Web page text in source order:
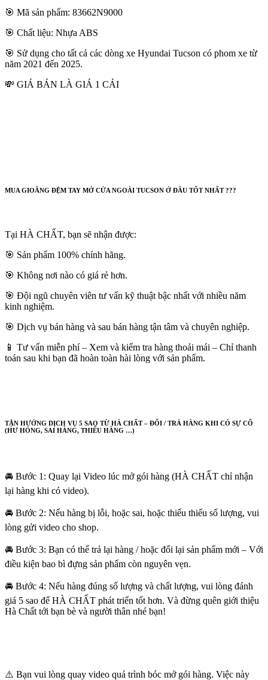
🎯 Mã sản phẩm: 83662N9000
🎯 Chất liệu: Nhựa ABS
🎯 Sử dụng cho tất cả các dòng xe Hyundai Tucson có phom xe từ
năm 2021 đến 2025.
💸 GIÁ BÁN LÀ GIÁ 1 CÁI
MUA GIOĂNG ĐỆM TAY MỞ CỬA NGOÀI TUCSON Ở ĐÂU TỐT NHẤT ???
Tại HÀ CHẤT, bạn sẽ nhận được:
🎯 Sản phẩm 100% chính hãng.
🎯 Không nơi nào có giá rẻ hơn.
🎯 Đội ngũ chuyên viên tư vấn kỹ thuật bậc nhất với nhiều năm
kinh nghiệm.
🎯 Dịch vụ bán hàng và sau bán hàng tận tâm và chuyên nghiệp.
📱 Tư vấn miễn phí – Xem và kiểm tra hàng thoải mái – Chỉ thanh
toán sau khi bạn đã hoàn toàn hài lòng với sản phẩm.
TẬN HƯỞNG DỊCH VỤ 5 SAO TỪ HÀ CHẤT – ĐỔI / TRẢ HÀNG KHI CÓ SỰ CỐ
(HƯ HỎNG, SAI HÀNG, THIẾU HÀNG …)
🚘 Bước 1: Quay lại Video lúc mở gói hàng (HÀ CHẤT chỉ nhận
lại hàng khi có video).
🚘 Bước 2: Nếu hàng bị lỗi, hoặc sai, hoặc thiếu thiếu số lượng, vui
lòng gửi video cho shop.
🚘 Bước 3: Bạn có thể trả lại hàng / hoặc đổi lại sản phẩm mới – Với
điều kiện bao bì đựng sản phẩm còn nguyên vẹn.
🚘 Bước 4: Nếu hàng đúng số lượng và chất lượng, vui lòng đánh
giá 5 sao để HÀ CHẤT phát triển tốt hơn. Và đừng quên giới thiệu
Hà Chất tới bạn bè và người thân nhé bạn!
⚠️ Bạn vui lòng quay video quá trình bóc mở gói hàng. Việc này